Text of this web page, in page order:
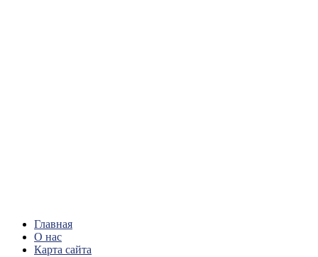
Главная
О нас
Карта сайта